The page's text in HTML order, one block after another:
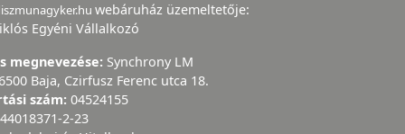
webáruház üzemeltetője:
Egyéni Vállalkozó
megnevezése: Synchrony LM
6500 Baja, Czirfusz Ferenc utca 18.
szám: 04524155
44018371-2-23